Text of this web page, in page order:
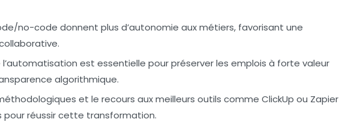
no-code donnent plus d’autonomie aux métiers, favorisant une
est essentielle pour préserver les emplois à forte valeur
algorithmique.
et le recours aux meilleurs outils comme ClickUp ou Zapier
pour réussir cette transformation.